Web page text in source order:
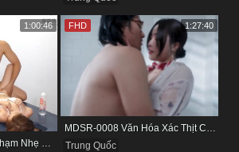
DB019 Trải Nghiệm Chạm Nhẹ Đầu Đời Với Bé Kỹ Thuật Viên
1:00:46
MDSR-0008 Văn Hóa Xác Thịt Của Hãng Hàng Không Nổi Tiếng
Trung Quốc
FHD 1:27:40